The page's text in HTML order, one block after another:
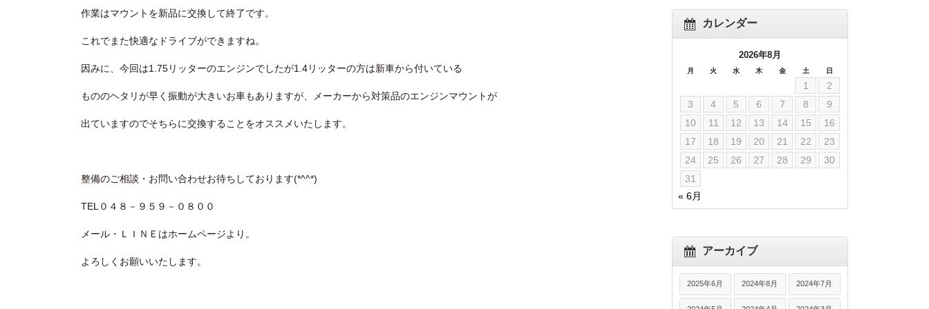
作業はマウントを新品に交換して終了です。
これでまた快適なドライブができますね。
因みに、今回は1.75リッターのエンジンでしたが1.4リッターの方は新車から付いている
もののヘタリが早く振動が大きいお車もありますが、メーカーから対策品のエンジンマウントが
出ていますのでそちらに交換することをオススメいたします。
整備のご相談・お問い合わせお待ちしております(*^^*)
TEL０４８－９５９－０８００
メール・ＬＩＮＥはホームページより。
よろしくお願いいたします。
カレンダー
2026年8月
月 火 水 木 金 土 日
1
2
3
4 5 6 7 8
9
10
11 12 13 14 15
16
17
18 19 20 21 22
23
24
25 26 27 28 29
30
31
« 6月
アーカイブ
2025年6月 2024年8月 2024年7月